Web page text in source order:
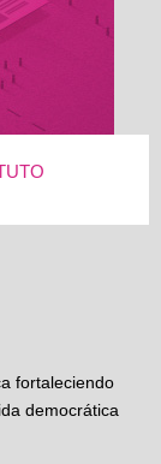
fortaleciendo
democrática